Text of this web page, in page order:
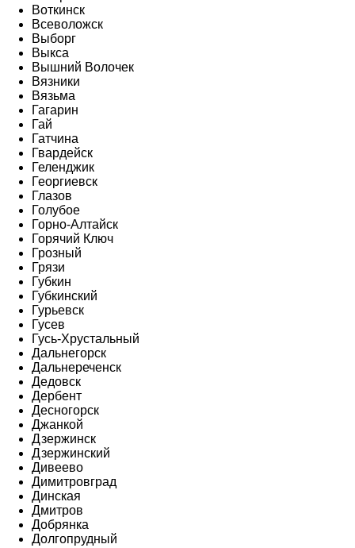
Воткинск
Всеволожск
Выборг
Выкса
Вышний Волочек
Вязники
Вязьма
Гагарин
Гай
Гатчина
Гвардейск
Геленджик
Георгиевск
Глазов
Голубое
Горно-Алтайск
Горячий Ключ
Грозный
Грязи
Губкин
Губкинский
Гурьевск
Гусев
Гусь-Хрустальный
Дальнегорск
Дальнереченск
Дедовск
Дербент
Десногорск
Джанкой
Дзержинск
Дзержинский
Дивеево
Димитровград
Динская
Дмитров
Добрянка
Долгопрудный